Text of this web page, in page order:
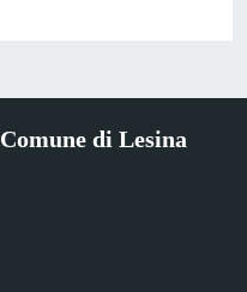
Comune di Lesina